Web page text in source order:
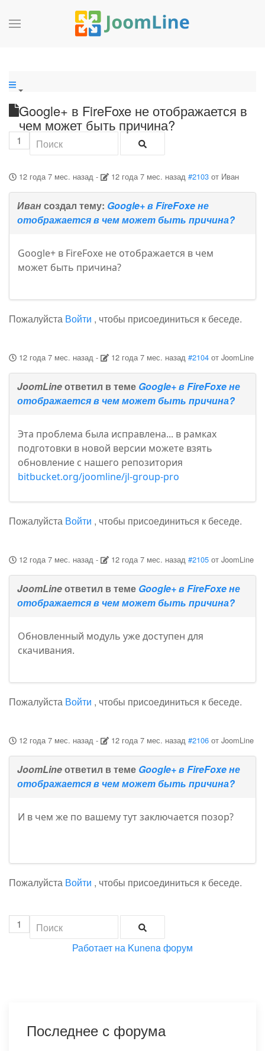
Google+ в FireFoxe не отображается в
чем может быть причина?
1
12 года 7 мес. назад- 12 года 7 мес. назад #2103 от Иван
Ивансоздал тему: Google+ в FireFoxe не
отображается в чем может быть причина?
Google+ в FireFoxe не отображается в чем
может быть причина?
Пожалуйста Войти , чтобы присоединиться к беседе.
12 года 7 мес. назад- 12 года 7 мес. назад #2104 отJoomLine
JoomLineответил в теме Google+ в FireFoxe не
отображается в чем может быть причина?
Эта проблема была исправлена... в рамках
подготовки в новой версии можете взять
обновление с нашего репозитория
bitbucket.org/joomline/jl-group-pro
Пожалуйста Войти , чтобы присоединиться к беседе.
12 года 7 мес. назад- 12 года 7 мес. назад #2105 отJoomLine
JoomLineответил в теме Google+ в FireFoxe не
отображается в чем может быть причина?
Обновленный модуль уже доступен для
скачивания.
Пожалуйста Войти , чтобы присоединиться к беседе.
12 года 7 мес. назад- 12 года 7 мес. назад #2106 отJoomLine
JoomLineответил в теме Google+ в FireFoxe не
отображается в чем может быть причина?
И в чем же по вашему тут заключается позор?
Пожалуйста Войти , чтобы присоединиться к беседе.
1
Работает на Kunena форум
Последнее с форума